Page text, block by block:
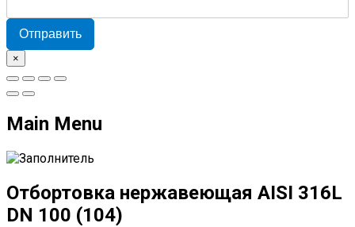
Отправить
×
Main Menu
Отбортовка нержавеющая AISI 316L
DN 100 (104)